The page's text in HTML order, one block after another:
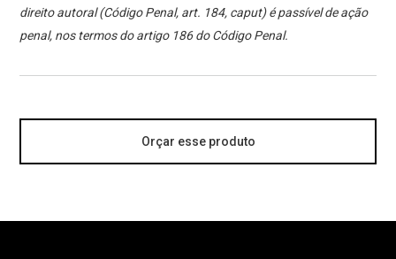
direito autoral (Código Penal, art. 184, caput) é passível de ação
penal, nos termos do artigo 186 do Código Penal.
Orçar esse produto